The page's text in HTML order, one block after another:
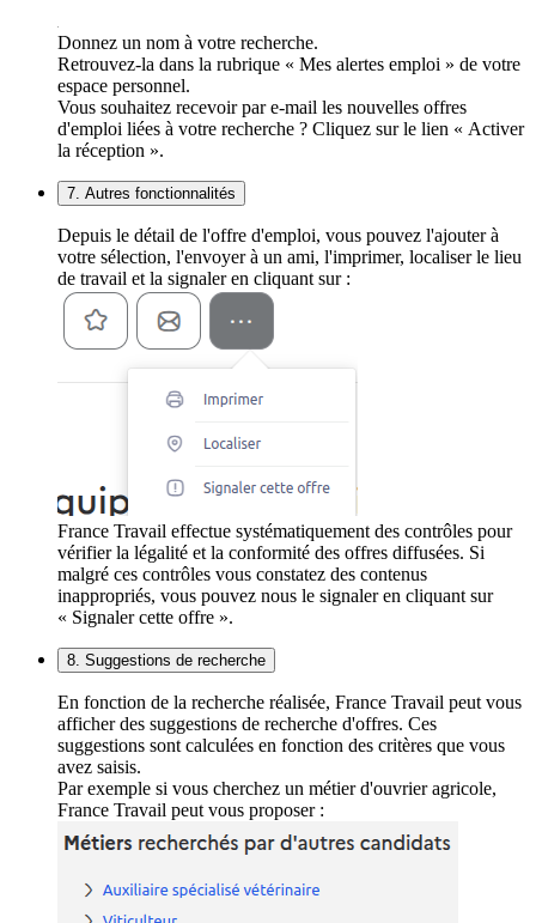
Donnez un nom à votre recherche.
Retrouvez-la dans la rubrique « Mes alertes emploi » de votre
espace personnel.
Vous souhaitez recevoir par e-mail les nouvelles offres
d'emploi liées à votre recherche ? Cliquez sur le lien « Activer
la réception ».
7. Autres fonctionnalités
Depuis le détail de l'offre d'emploi, vous pouvez l'ajouter à
votre sélection, l'envoyer à un ami, l'imprimer, localiser le lieu
de travail et la signaler en cliquant sur :
France Travail effectue systématiquement des contrôles pour
vérifier la légalité et la conformité des offres diffusées. Si
malgré ces contrôles vous constatez des contenus
inappropriés, vous pouvez nous le signaler en cliquant sur
« Signaler cette offre ».
8. Suggestions de recherche
En fonction de la recherche réalisée, France Travail peut vous
afficher des suggestions de recherche d'offres. Ces
suggestions sont calculées en fonction des critères que vous
avez saisis.
Par exemple si vous cherchez un métier d'ouvrier agricole,
France Travail peut vous proposer :